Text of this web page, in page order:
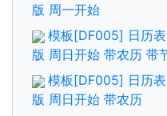
版 周一开始
模板[DF005] 日历
版 周日开始 带农历 带
模板[DF005] 日历
版 周日开始 带农历